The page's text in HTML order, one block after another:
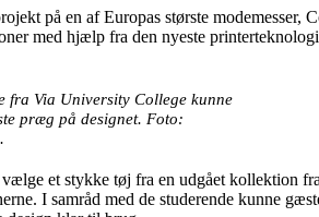
på en af Europas største
med hjælp fra den nyeste
fra Via University College kunne
præg på designet. Foto:
vælge et stykke tøj fra en udgået kollektion
I samråd med de studerende kunne